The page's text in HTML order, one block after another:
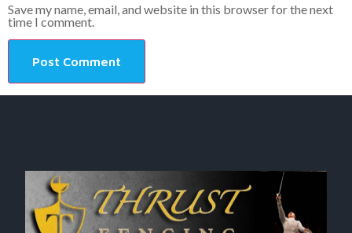
Save my name, email, and website in this browser for the next
time I comment.